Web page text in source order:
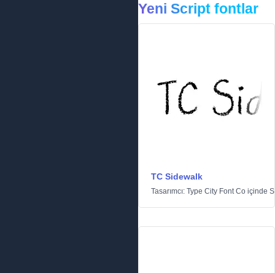
Yeni Script fontlar
TC Sidewalk
Tasarımcı: Type City Font Co içinde